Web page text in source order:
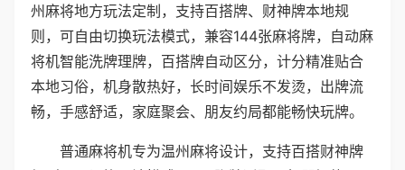
州麻将地方玩法定制，支持百搭牌、财神牌本地规
则，可自由切换玩法模式，兼容144张麻将牌，自动麻
将机智能洗牌理牌，百搭牌自动区分，计分精准贴合
本地习俗，机身散热好，长时间娱乐不发烫，出牌流
畅，手感舒适，家庭聚会、朋友约局都能畅快玩牌。
普通麻将机专为温州麻将设计，支持百搭财神牌